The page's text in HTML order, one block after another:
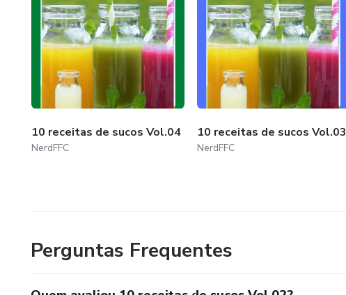
10 receitas de sucos Vol.04
NerdFFC
10 receitas de sucos Vol.03
NerdFFC
Perguntas Frequentes